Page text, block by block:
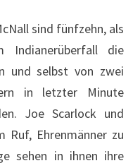
sind fünfzehn, als
Indianerüberfall die
und selbst von zwei
in letzter Minute
Joe Scarlock und
Ruf, Ehrenmänner zu
sehen in ihnen ihre